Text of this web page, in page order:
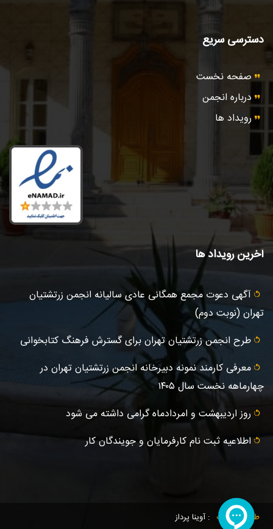
دسترسی سریع
صفحه نخست
درباره انجمن
رویداد ها
آخرین رویداد ها
آگهى دعوت مجمع همگانی عادى ساليانه انجمن زرتشتيان
تهران (نوبت دوم)
طرح انجمن زرتشتیان تهران برای گسترش فرهنگ کتابخوانی
معرفی کارمند نمونه دبیرخانه انجمن زرتشتیان تهران در
چهارماهه نخست سال ۱۴۰۵
روز اردیبهشت و امردادماه گرامی داشته می شود
اطلاعیه ثبت‌ نام کارفرمایان و جویندگان کار
طراحی سایت : آوینا پرداز